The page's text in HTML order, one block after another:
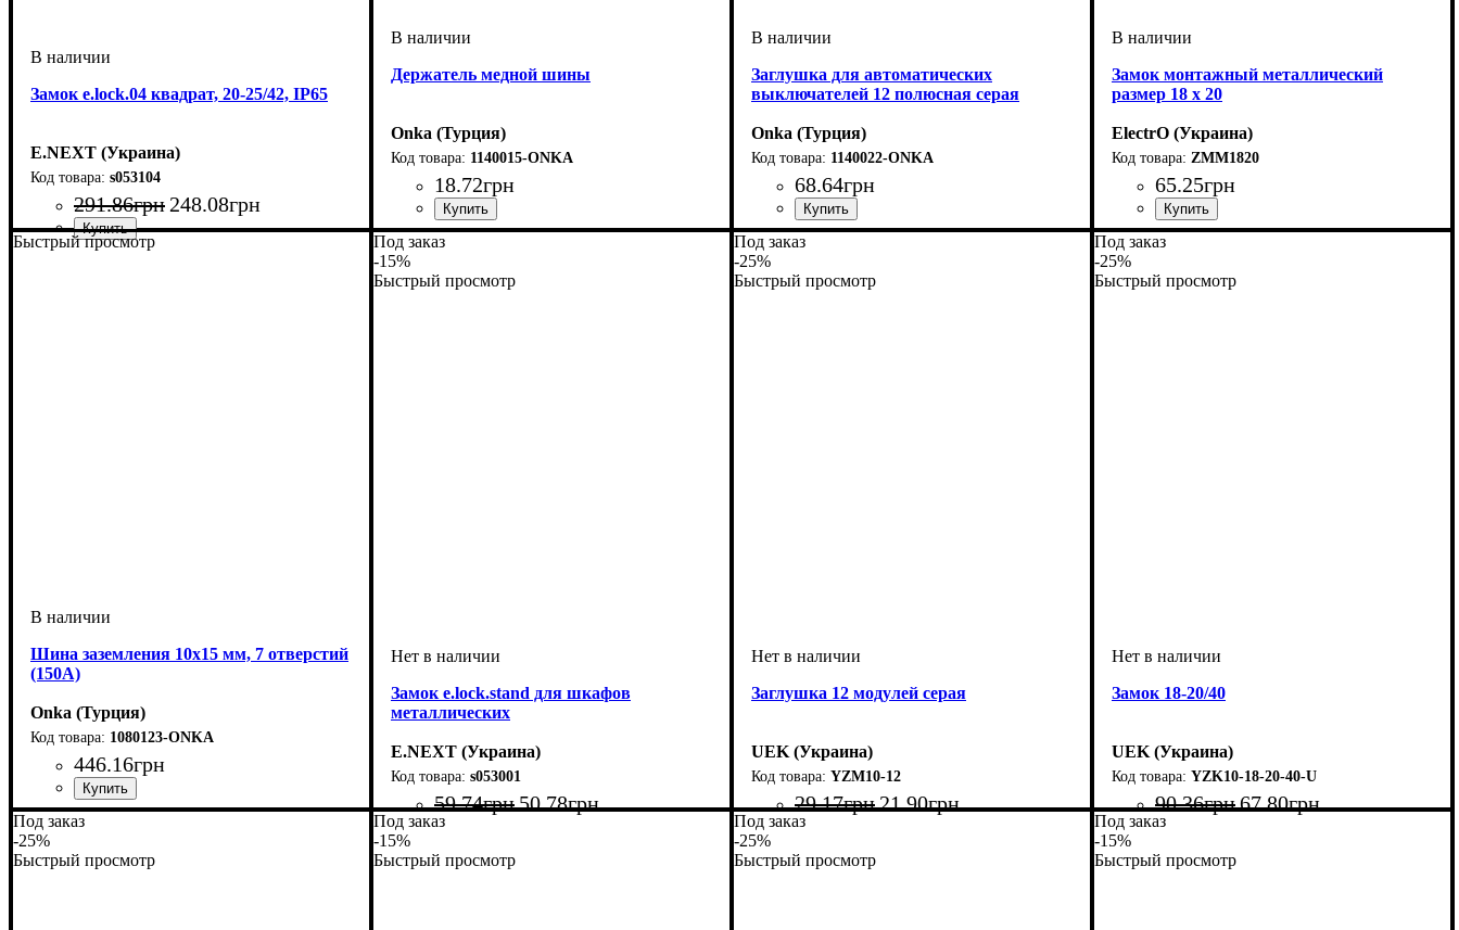
Замок e.lock.04 квадрат, 20-25/42, IP65
E.NEXT (Украина)
s053104
291.86грн 248.08грн
Держатель медной шины
Onka (Турция)
1140015-ONKA
18.72грн
Заглушка для автоматических
выключателей 12 полюсная серая
Onka (Турция)
1140022-ONKA
68.64грн
Замок монтажный металлический
размер 18 х 20
ElectrO (Украина)
ZMM1820
65.25грн
Тип изделия: аксессуар
Аксессуары: замок
Быстрый просмотр
Шина заземления 10х15 мм, 7 отверстий
(150А)
Onka (Турция)
1080123-ONKA
446.16грн
Устройство: без изолятора
Количество полюсов: 1 полюс
Номинальный ток, А: 150
Количество отверстий: 7
Сечение, мм2: 35-50
Под заказ
-15%
Быстрый просмотр
Замок e.lock.stand для шкафов
металлических
E.NEXT (Украина)
s053001
59.74грн50.78грн
Под заказ
-25%
Быстрый просмотр
Заглушка 12 модулей серая
UEK (Украина)
YZM10-12
29.17грн21.90грн
Тип изделия
Аксессуары
Под заказ
-25%
Быстрый просмотр
Замок 18-20/40
UEK (Украина)
YZK10-18-20-40-U
90.36грн67.80грн
Тип изделия
Аксессуары
Под заказ
-25%
Быстрый просмотр
Под заказ
-15%
Быстрый просмотр
Под заказ
-25%
Быстрый просмотр
Под заказ
-15%
Быстрый просмотр